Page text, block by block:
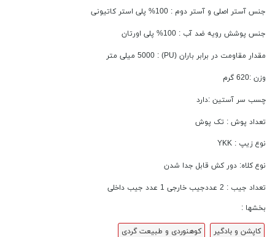
جنس آستر اصلی و آستر دوم : 100% پلی استر کاتیونی
جنس پوشش رویه ضد آب : 100% پلی اورتان
مقدار مقاومت در برابر باران (PU) : 5000 میلی متر
وزن :620 گرم
چسب سر آستین :دارد
تعداد پوش : تک پوش
نوع زیپ : YKK
نوع کلاه: دور کش قابل جدا شدن
تعداد جیب : 2 عددجیب خارجی 1 عدد جیب داخلی
بخشها :
کاپشن و بادگیر کوهنوردی و طبیعت گردی